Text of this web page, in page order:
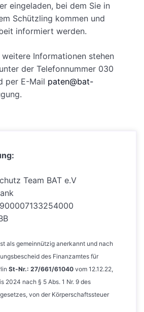
eingeladen, bei dem Sie in
Schützling kommen und
informiert werden.
weitere Informationen stehen
der Telefonnummer 030
per E-Mail paten@bat-
Team BAT e.V
als gemeinnützig anerkannt und nach
des Finanzamtes für
St-Nr.: 27/661/61040 vom 12.12.22,
2024 nach § 5 Abs. 1 Nr. 9 des
von der Körperschaftssteuer